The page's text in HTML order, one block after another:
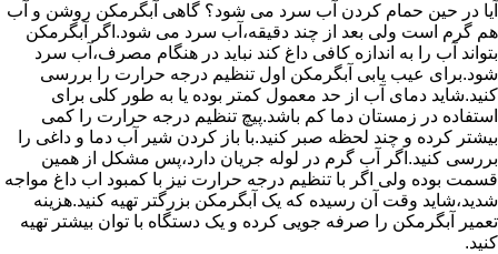
آیا در حین حمام کردن آب سرد می شود؟ گاهی آبگرمکن روشن و آب
هم گرم است ولی بعد از چند دقیقه،آب سرد می شود.اگر آبگرمکن
بتواند آب را به اندازه کافی داغ کند نباید در هنگام مصرف،آب سرد
شود.برای عیب یابی آبگرمکن اول تنظیم درجه حرارت را بررسی
کنید.شاید دمای آب از حد معمول کمتر بوده یا به طور کلی برای
استفاده در زمستان دما کم باشد.پیچ تنظیم درجه حرارت را کمی
بیشتر کرده و چند لحظه صبر کنید.با باز کردن شیر آب دما و داغی را
بررسی کنید.اگر آب گرم در لوله جریان دارد،پس مشکل از همین
قسمت بوده ولی اگر با تنظیم درجه حرارت نیز با کمبود اب داغ مواجه
شدید،شاید وقت آن رسیده که یک آبگرمکن بزرگتر تهیه کنید.هزینه
تعمیر آبگرمکن را صرفه جویی کرده و یک دستگاه با توان بیشتر تهیه
کنید.